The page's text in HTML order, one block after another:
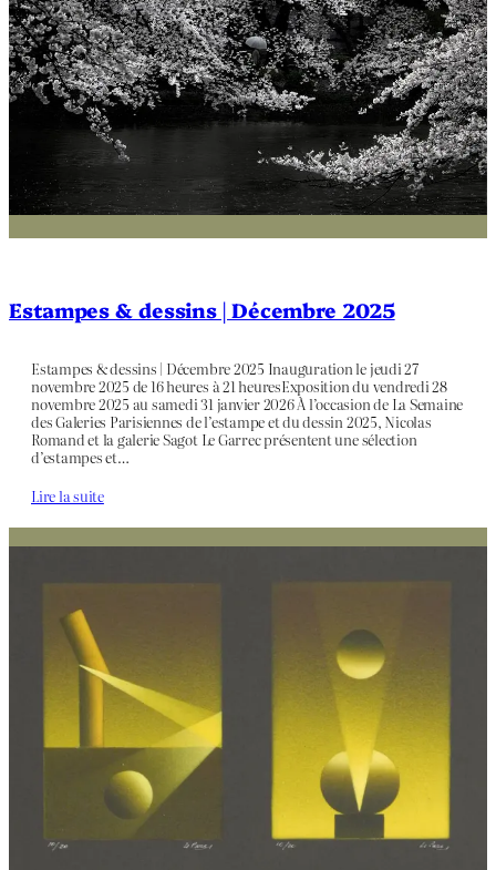
Estampes & dessins | Décembre 2025
Estampes & dessins | Décembre 2025 Inauguration le jeudi 27
novembre 2025 de 16 heures à 21 heuresExposition du vendredi 28
novembre 2025 au samedi 31 janvier 2026 À l’occasion de La Semaine
des Galeries Parisiennes de l’estampe et du dessin 2025, Nicolas
Romand et la galerie Sagot Le Garrec présentent une sélection
d’estampes et…
Lire la suite